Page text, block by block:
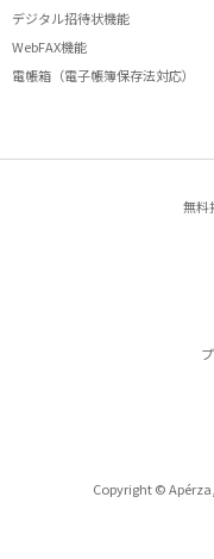
デジタル招待状機能
WebFAX機能
電帳箱（電子帳簿保存法対応）
無料
Copyright ©